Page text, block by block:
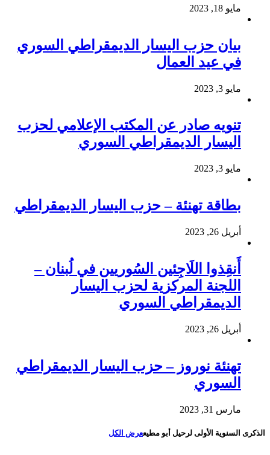
مايو 18, 2023
بيان حزب اليسار الديمقراطي السوري
في عيد العمال
مايو 3, 2023
تنويه صادر عن المكتب الإعلامي لحزب
اليسار الديمقراطي السوري
مايو 3, 2023
بطاقة تهنئة – حزب اليسار الديمقراطي
أبريل 26, 2023
أَنقِذوا اللَاجِئين السُوريين في لُبنان –
اللجنة المركزية لحزب اليسار
الديمقراطي السوري
أبريل 26, 2023
تهنئة نوروز – حزب اليسار الديمقراطي
السوري
مارس 31, 2023
الذكرى السنوية الأولى لرحيل أبو مطيععرض الكل